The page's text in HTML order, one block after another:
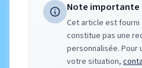
Note importante
Cet article est
constitue pas une
personnalisée. Pour
votre situation,